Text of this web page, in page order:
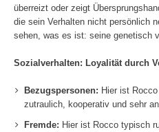
überreizt oder zeigt
die sein Verhalten nicht persönlich
sehen, was es ist: seine genetisch
Sozialverhalten: Loyalität durch
Bezugspersonen: Hier ist
zutraulich, kooperativ und sehr
Fremde: Hier ist Rocco typisch